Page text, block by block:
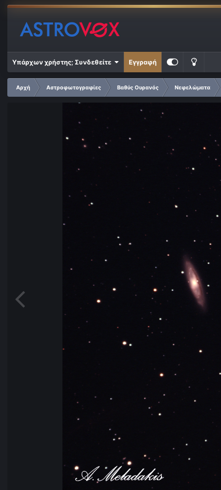
Υπάρχων χρήστης; Συνδεθείτε Εγγραφή
Αρχή Αστροφωτογραφίες Βαθύς Ουρανός Νεφελώματα